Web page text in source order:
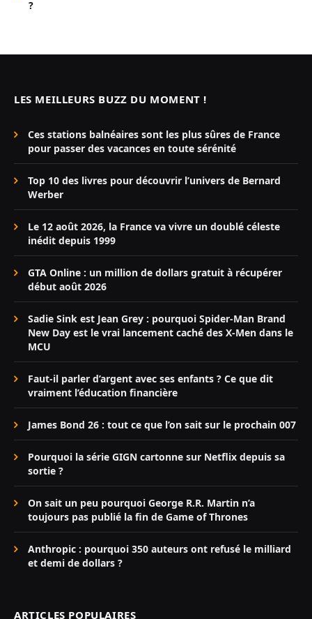
?
LES MEILLEURS BUZZ DU MOMENT !
Ces stations balnéaires sont les plus sûres de France
pour passer des vacances en toute sérénité
Top 10 des livres pour découvrir l’univers de Bernard
Werber
Le 12 août 2026, la France va vivre un doublé céleste
inédit depuis 1999
GTA Online : un million de dollars gratuit à récupérer
début août 2026
Sadie Sink est Jean Grey : pourquoi Spider-Man Brand
New Day est le vrai lancement caché des X-Men dans le
MCU
Faut-il parler d’argent avec ses enfants ? Ce que dit
vraiment l’éducation financière
James Bond 26 : tout ce que l’on sait sur le prochain 007
Pourquoi la série GIGN cartonne sur Netflix depuis sa
sortie ?
On sait un peu pourquoi George R.R. Martin n’a
toujours pas publié la fin de Game of Thrones
Anthropic : pourquoi 350 auteurs ont refusé le milliard
et demi de dollars ?
ARTICLES POPULAIRES